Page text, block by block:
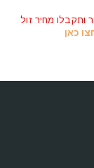
מידע נוסף